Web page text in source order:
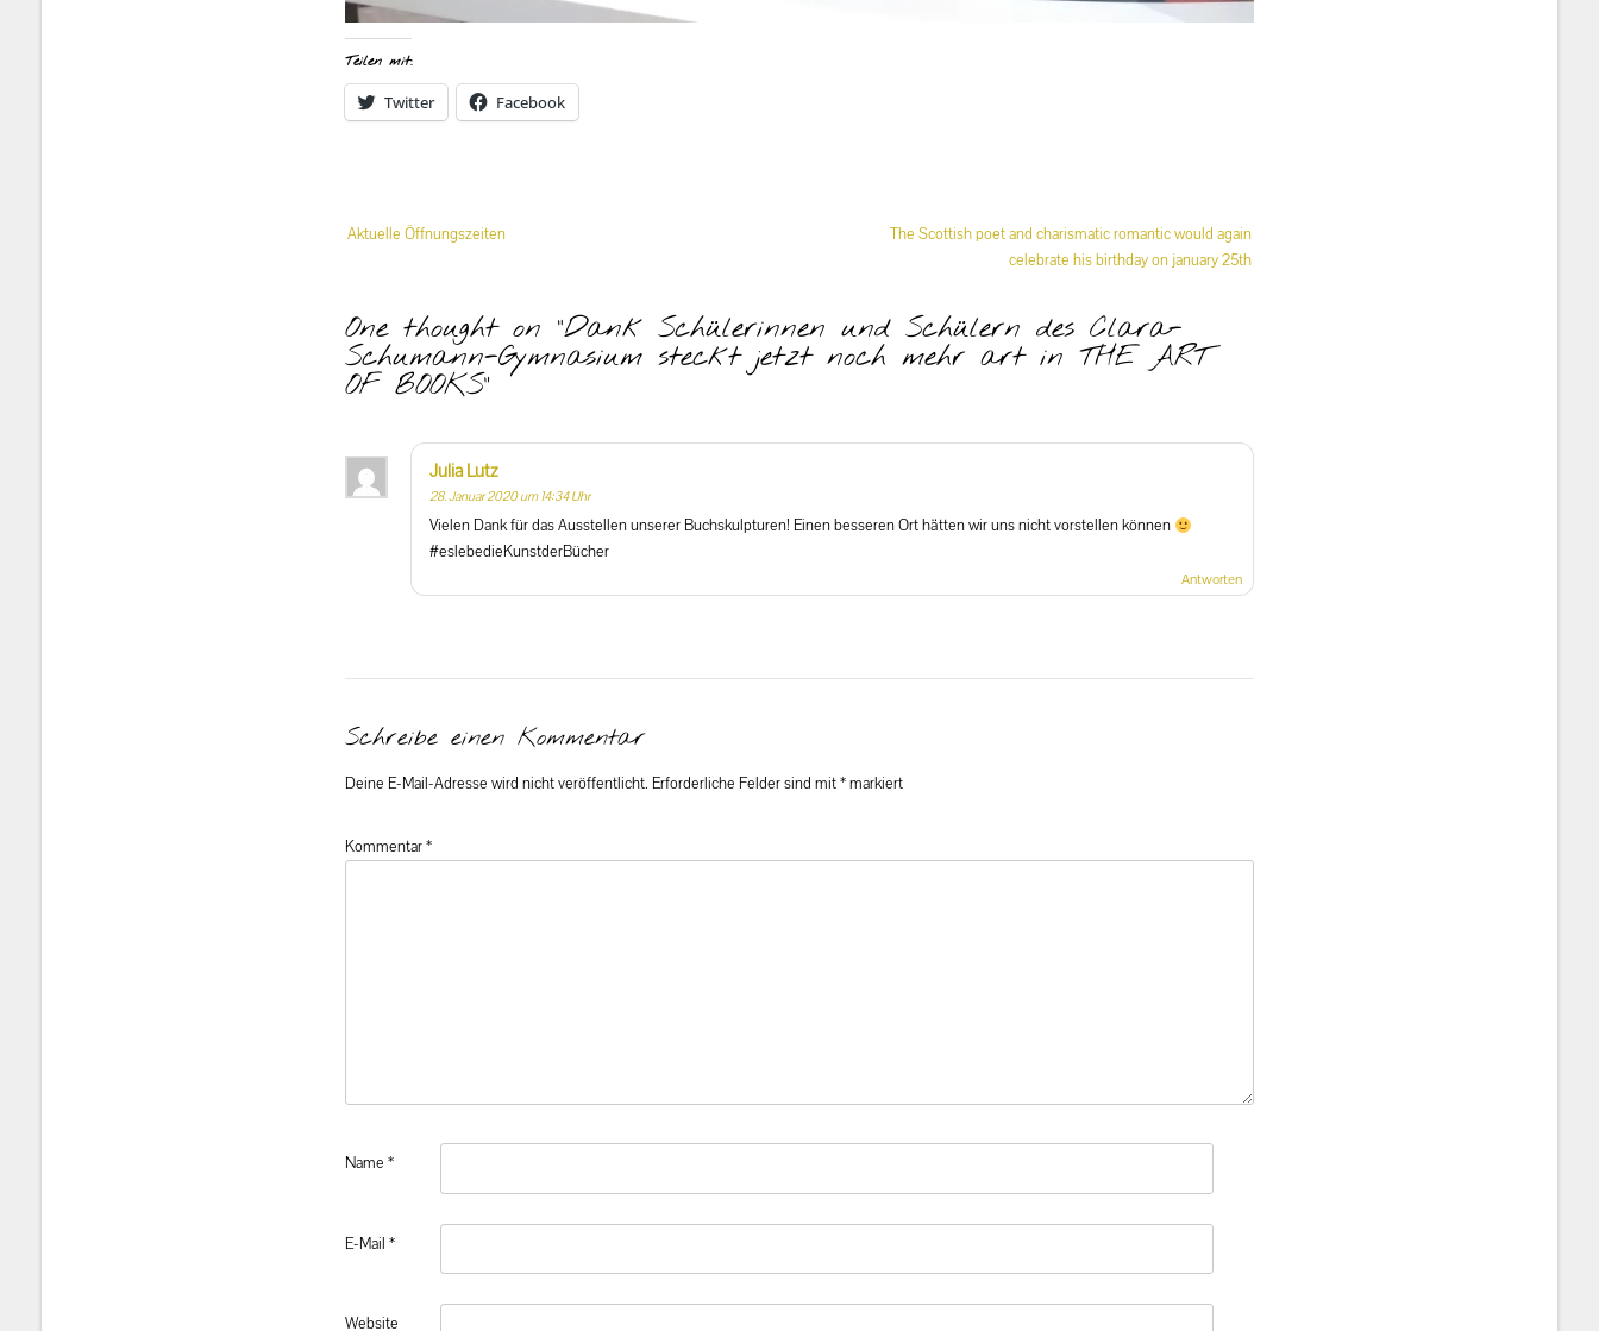
Teilen mit:
Twitter Facebook
Beitrags-
Navigation
Aktuelle Öffnungszeiten
The Scottish poet and charismatic romantic would again
celebrate his birthday on january 25th
One thought on “Dank Schülerinnen und Schülern des Clara-
Schumann-Gymnasium steckt jetzt noch mehr art in THE ART
OF BOOKS”
Julia Lutz
28. Januar 2020 um 14:34 Uhr
Vielen Dank für das Ausstellen unserer Buchskulpturen! Einen besseren Ort hätten wir uns nicht vorstellen können
#eslebedieKunstderBücher
Antworten
Schreibe einen Kommentar
Deine E-Mail-Adresse wird nicht veröffentlicht. Erforderliche Felder sind mit*markiert
Kommentar*
Name *
E-Mail *
Website